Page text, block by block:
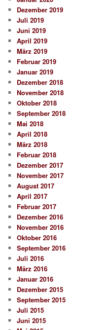
Dezember 2019
Juli 2019
Juni 2019
April 2019
März 2019
Februar 2019
Januar 2019
Dezember 2018
November 2018
Oktober 2018
September 2018
Mai 2018
April 2018
März 2018
Februar 2018
Dezember 2017
November 2017
August 2017
April 2017
Februar 2017
Dezember 2016
November 2016
Oktober 2016
September 2016
Juli 2016
März 2016
Januar 2016
Dezember 2015
September 2015
Juli 2015
Juni 2015